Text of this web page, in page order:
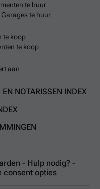
te huur
Garages te huur
te koop
te koop
aan
NOTARISSEN INDEX
- Hulp nodig? -
consent opties